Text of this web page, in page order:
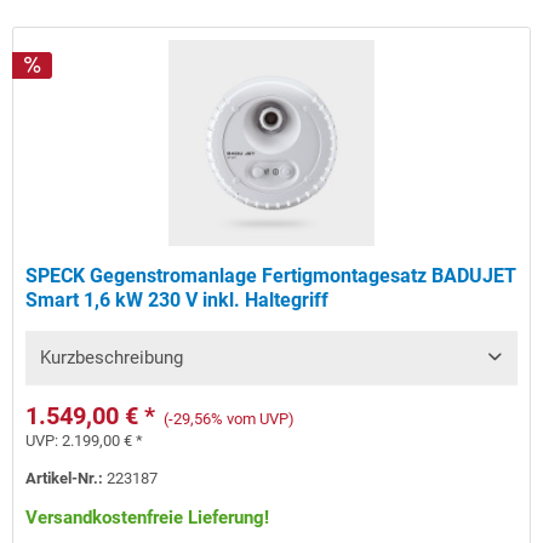
SPECK Gegenstromanlage Fertigmontagesatz BADUJET
Smart 1,6 kW 230 V inkl. Haltegriff
Kurzbeschreibung
1.549,00 € * (-29,56% vom UVP)
UVP:2.199,00 € *
Artikel-Nr.:223187
Versandkostenfreie Lieferung!